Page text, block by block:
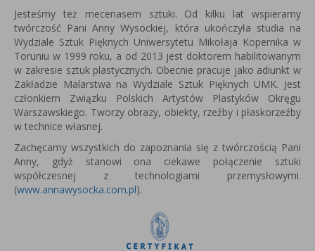
Jesteśmy też mecenasem sztuki. Od kilku lat wspieramy
twórczość Pani Anny Wysockiej, która ukończyła studia na
Wydziale Sztuk Pięknych Uniwersytetu Mikołaja Kopernika w
Toruniu w 1999 roku, a od 2013 jest doktorem habilitowanym
w zakresie sztuk plastycznych. Obecnie pracuje jako adiunkt w
Zakładzie Malarstwa na Wydziale Sztuk Pięknych UMK. Jest
członkiem Związku Polskich Artystów Plastyków Okręgu
Warszawskiego. Tworzy obrazy, obiekty, rzeźby i płaskorzeźby
w technice własnej.
Zachęcamy wszystkich do zapoznania się z twórczością Pani
Anny, gdyż stanowi ona ciekawe połączenie sztuki
współczesnej z technologiami przemysłowymi.
(www.annawysocka.com.pl).